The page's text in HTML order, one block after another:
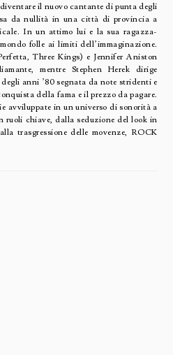
il nuovo cantante di punta degli
da nullità in una città di provincia a
In un attimo lui e la sua ragazza-
folle ai limiti dell’immaginazione.
Three Kings) e Jennifer Aniston
mentre Stephen Herek dirige
anni ’80 segnata da note stridenti e
della fama e il prezzo da pagare.
avviluppate in un universo di sonorità a
chiave, dalla seduzione del look in
trasgressione delle movenze, ROCK